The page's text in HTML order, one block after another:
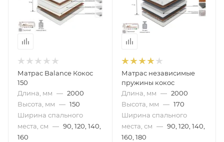
Матрас Balance Кокос
150
Длина, мм — 2000
Высота, мм — 150
Ширина спального
места, см — 90, 120, 140,
160
Матрас независимые
пружины кокос
Длина, мм — 2000
Высота, мм — 170
Ширина спального
места, см — 90, 120, 140,
160, 180